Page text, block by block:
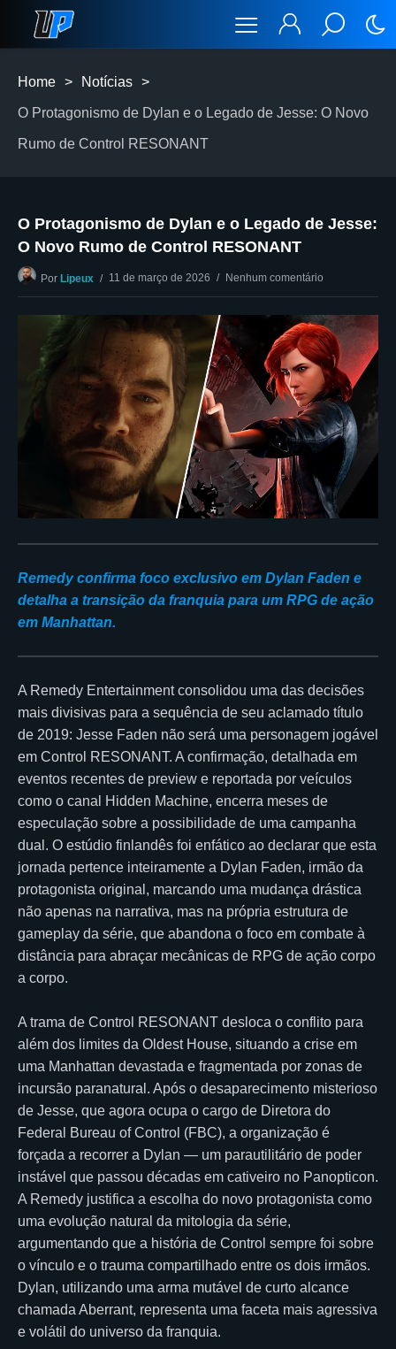
Home > Notícias >
O Protagonismo de Dylan e o Legado de Jesse: O Novo
Rumo de Control RESONANT
O Protagonismo de Dylan e o Legado de Jesse:
O Novo Rumo de Control RESONANT
Por Lipeux 11 de março de 2026 Nenhum comentário
Remedy confirma foco exclusivo em Dylan Faden e
detalha a transição da franquia para um RPG de ação
em Manhattan.
A Remedy Entertainment consolidou uma das decisões
mais divisivas para a sequência de seu aclamado título
de 2019: Jesse Faden não será uma personagem jogável
em Control RESONANT. A confirmação, detalhada em
eventos recentes de preview e reportada por veículos
como o canal Hidden Machine, encerra meses de
especulação sobre a possibilidade de uma campanha
dual. O estúdio finlandês foi enfático ao declarar que esta
jornada pertence inteiramente a Dylan Faden, irmão da
protagonista original, marcando uma mudança drástica
não apenas na narrativa, mas na própria estrutura de
gameplay da série, que abandona o foco em combate à
distância para abraçar mecânicas de RPG de ação corpo
a corpo.
A trama de Control RESONANT desloca o conflito para
além dos limites da Oldest House, situando a crise em
uma Manhattan devastada e fragmentada por zonas de
incursão paranatural. Após o desaparecimento misterioso
de Jesse, que agora ocupa o cargo de Diretora do
Federal Bureau of Control (FBC), a organização é
forçada a recorrer a Dylan — um parautilitário de poder
instável que passou décadas em cativeiro no Panopticon.
A Remedy justifica a escolha do novo protagonista como
uma evolução natural da mitologia da série,
argumentando que a história de Control sempre foi sobre
o vínculo e o trauma compartilhado entre os dois irmãos.
Dylan, utilizando uma arma mutável de curto alcance
chamada Aberrant, representa uma faceta mais agressiva
e volátil do universo da franquia.